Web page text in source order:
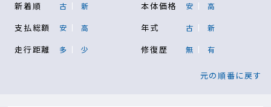
新着順 古 新 本体価格 安 高
支払総額 安 高 年式 古 新
走行距離 多 少 修復歴 無 有
元の順番に戻す